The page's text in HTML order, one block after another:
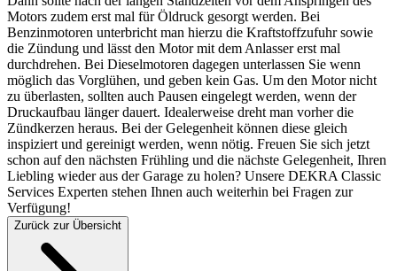
Motors zudem erst mal für Öldruck gesorgt werden. Bei
Benzinmotoren unterbricht man hierzu die Kraftstoffzufuhr sowie
die Zündung und lässt den Motor mit dem Anlasser erst mal
durchdrehen. Bei Dieselmotoren dagegen unterlassen Sie wenn
möglich das Vorglühen, und geben kein Gas. Um den Motor nicht
zu überlasten, sollten auch Pausen eingelegt werden, wenn der
Druckaufbau länger dauert. Idealerweise dreht man vorher die
Zündkerzen heraus. Bei der Gelegenheit können diese gleich
inspiziert und gereinigt werden, wenn nötig. Freuen Sie sich jetzt
schon auf den nächsten Frühling und die nächste Gelegenheit, Ihren
Liebling wieder aus der Garage zu holen? Unsere DEKRA Classic
Services Experten stehen Ihnen auch weiterhin bei Fragen zur
Verfügung!
Zurück zur Übersicht